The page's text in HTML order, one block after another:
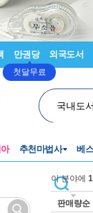
만권당
첫달무료
외국도서
국내도
추천마법사 베
이 분야에
판매량순